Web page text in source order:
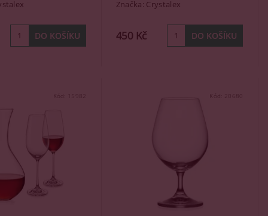
Značka: Crystalex
450 Kč
Kód: 15982 Kód: 20680